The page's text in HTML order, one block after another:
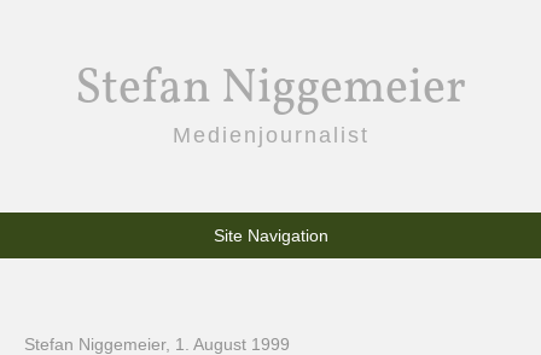
Stefan Niggemeier
Medienjournalist
Site Navigation
Stefan Niggemeier, 1. August 1999